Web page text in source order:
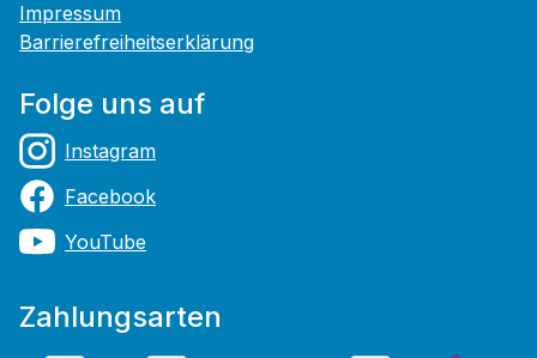
Impressum
Barrierefreiheitserklärung
Folge uns auf
Instagram
Facebook
YouTube
Zahlungsarten